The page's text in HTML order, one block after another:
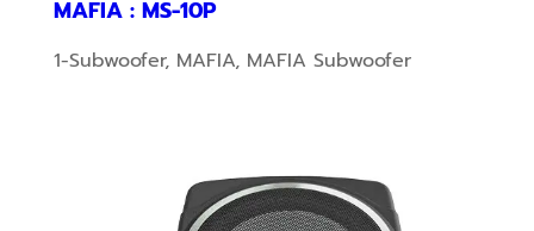
MAFIA : MS-10P
1-Subwoofer, MAFIA, MAFIA Subwoofer